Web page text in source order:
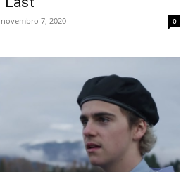
novembro 7, 2020 0